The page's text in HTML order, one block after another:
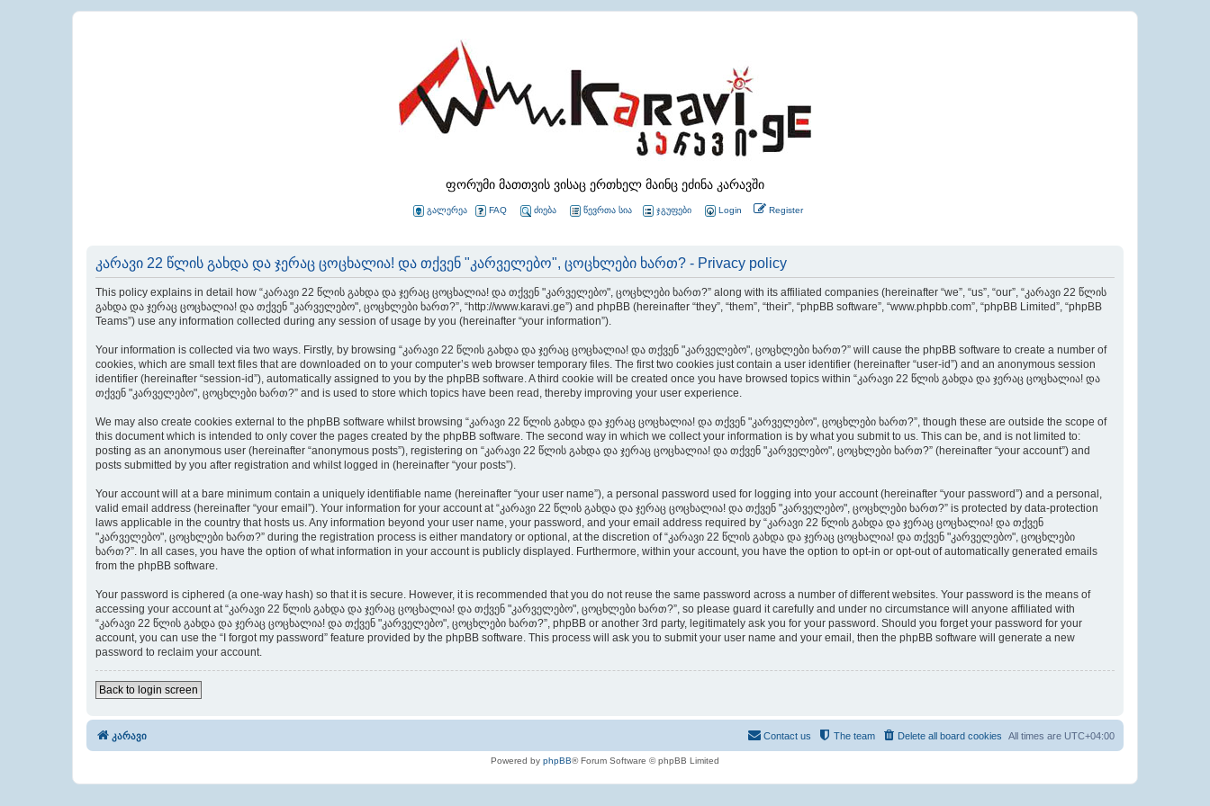
ფორუმი მათთვის ვისაც ერთხელ მაინც ეძინა კარავში
გალერეა FAQ ძიება წევრთა სია ჯგუფები Login Register
კარავი 22 წლის გახდა და ჯერაც ცოცხალია! და თქვენ "კარველებო", ცოცხლები ხართ? - Privacy policy
This policy explains in detail how “კარავი 22 წლის გახდა და ჯერაც ცოცხალია! და თქვენ "კარველებო", ცოცხლები ხართ?” along with its affiliated companies (hereinafter “we”, “us”, “our”, “კარავი 22 წლის
გახდა და ჯერაც ცოცხალია! და თქვენ "კარველებო", ცოცხლები ხართ?”, “http://www.karavi.ge”) and phpBB (hereinafter “they”, “them”, “their”, “phpBB software”, “www.phpbb.com”, “phpBB Limited”, “phpBB
Teams”) use any information collected during any session of usage by you (hereinafter “your information”).
Your information is collected via two ways. Firstly, by browsing “კარავი 22 წლის გახდა და ჯერაც ცოცხალია! და თქვენ "კარველებო", ცოცხლები ხართ?” will cause the phpBB software to create a number of
cookies, which are small text files that are downloaded on to your computer’s web browser temporary files. The first two cookies just contain a user identifier (hereinafter “user-id”) and an anonymous session
identifier (hereinafter “session-id”), automatically assigned to you by the phpBB software. A third cookie will be created once you have browsed topics within “კარავი 22 წლის გახდა და ჯერაც ცოცხალია! და
თქვენ "კარველებო", ცოცხლები ხართ?” and is used to store which topics have been read, thereby improving your user experience.
We may also create cookies external to the phpBB software whilst browsing “კარავი 22 წლის გახდა და ჯერაც ცოცხალია! და თქვენ "კარველებო", ცოცხლები ხართ?”, though these are outside the scope of
this document which is intended to only cover the pages created by the phpBB software. The second way in which we collect your information is by what you submit to us. This can be, and is not limited to:
posting as an anonymous user (hereinafter “anonymous posts”), registering on “კარავი 22 წლის გახდა და ჯერაც ცოცხალია! და თქვენ "კარველებო", ცოცხლები ხართ?” (hereinafter “your account”) and
posts submitted by you after registration and whilst logged in (hereinafter “your posts”).
Your account will at a bare minimum contain a uniquely identifiable name (hereinafter “your user name”), a personal password used for logging into your account (hereinafter “your password”) and a personal,
valid email address (hereinafter “your email”). Your information for your account at “კარავი 22 წლის გახდა და ჯერაც ცოცხალია! და თქვენ "კარველებო", ცოცხლები ხართ?” is protected by data-protection
laws applicable in the country that hosts us. Any information beyond your user name, your password, and your email address required by “კარავი 22 წლის გახდა და ჯერაც ცოცხალია! და თქვენ
"კარველებო", ცოცხლები ხართ?” during the registration process is either mandatory or optional, at the discretion of “კარავი 22 წლის გახდა და ჯერაც ცოცხალია! და თქვენ "კარველებო", ცოცხლები
ხართ?”. In all cases, you have the option of what information in your account is publicly displayed. Furthermore, within your account, you have the option to opt-in or opt-out of automatically generated emails
from the phpBB software.
Your password is ciphered (a one-way hash) so that it is secure. However, it is recommended that you do not reuse the same password across a number of different websites. Your password is the means of
accessing your account at “კარავი 22 წლის გახდა და ჯერაც ცოცხალია! და თქვენ "კარველებო", ცოცხლები ხართ?”, so please guard it carefully and under no circumstance will anyone affiliated with
“კარავი 22 წლის გახდა და ჯერაც ცოცხალია! და თქვენ "კარველებო", ცოცხლები ხართ?”, phpBB or another 3rd party, legitimately ask you for your password. Should you forget your password for your
account, you can use the “I forgot my password” feature provided by the phpBB software. This process will ask you to submit your user name and your email, then the phpBB software will generate a new
password to reclaim your account.
Back to login screen
კარავი All times are UTC+04:00
Delete all board cookies
The team
Contact us
Powered by phpBB® Forum Software © phpBB Limited